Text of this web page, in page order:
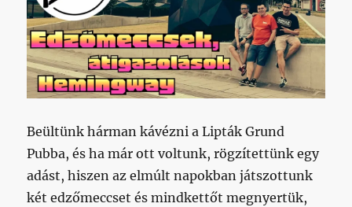
Beültünk hárman kávézni a Lipták Grund
Pubba, és ha már ott voltunk, rögzítettünk egy
adást, hiszen az elmúlt napokban játszottunk
két edzőmeccset és mindkettőt megnyertük,